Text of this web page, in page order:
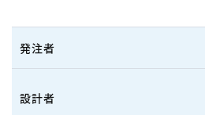
発注者
設計者